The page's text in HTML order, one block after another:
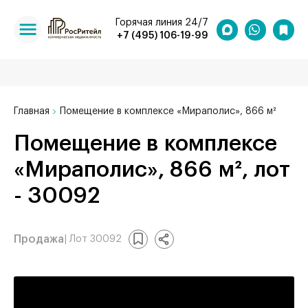
+7 (495) 106-19-99
Горячая линия 24/7
Главная Помещение в комплексе «Мираполис», 866 м²
Помещение в комплексе
«Мираполис», 866 м², лот
- 30092
Продажа | Лот 30092